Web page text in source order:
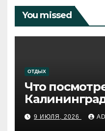
You missed
ОТДЫХ
Что
западному
9 ИЮЛЯ, 2026